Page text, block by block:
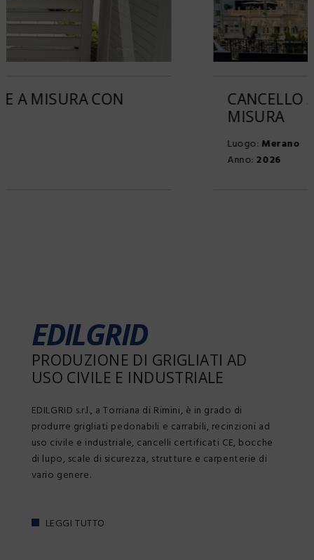
CANCELLO A DUE ANTE IN FERRO SU
EDILGRID
PRODUZIONE DI GRIGLIATI AD
USO CIVILE E INDUSTRIALE
EDILGRID s.r.l., a Torriana di Rimini, è in grado di
produrre grigliati pedonabili e carrabili, recinzioni ad
uso civile e industriale, cancelli certificati CE, bocche
di lupo, scale di sicurezza, strutture e carpenterie di
vario genere.
LEGGI TUTTO